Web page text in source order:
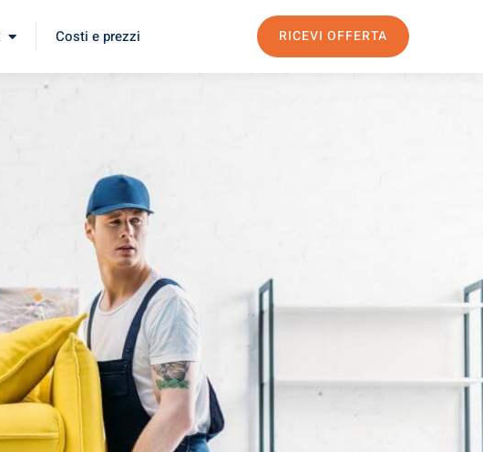
Costi e prezzi RICEVI OFFERTA